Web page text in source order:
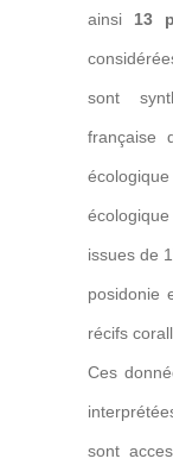
ainsi 13
sont
française
issues de
posidonie
récifs
Ces
sont